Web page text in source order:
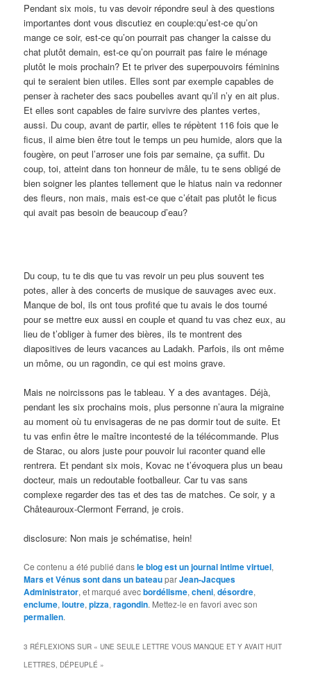
Pendant six mois, tu vas devoir répondre seul à des questions
importantes dont vous discutiez en couple:qu’est-ce qu’on
mange ce soir, est-ce qu’on pourrait pas changer la caisse du
chat plutôt demain, est-ce qu’on pourrait pas faire le ménage
plutôt le mois prochain? Et te priver des superpouvoirs féminins
qui te seraient bien utiles. Elles sont par exemple capables de
penser à racheter des sacs poubelles avant qu’il n’y en ait plus.
Et elles sont capables de faire survivre des plantes vertes,
aussi. Du coup, avant de partir, elles te répètent 116 fois que le
ficus, il aime bien être tout le temps un peu humide, alors que la
fougère, on peut l’arroser une fois par semaine, ça suffit. Du
coup, toi, atteint dans ton honneur de mâle, tu te sens obligé de
bien soigner les plantes tellement que le hiatus nain va redonner
des fleurs, non mais, mais est-ce que c’était pas plutôt le ficus
qui avait pas besoin de beaucoup d’eau?
Du coup, tu te dis que tu vas revoir un peu plus souvent tes
potes, aller à des concerts de musique de sauvages avec eux.
Manque de bol, ils ont tous profité que tu avais le dos tourné
pour se mettre eux aussi en couple et quand tu vas chez eux, au
lieu de t’obliger à fumer des bières, ils te montrent des
diapositives de leurs vacances au Ladakh. Parfois, ils ont même
un môme, ou un ragondin, ce qui est moins grave.
Mais ne noircissons pas le tableau. Y a des avantages. Déjà,
pendant les six prochains mois, plus personne n’aura la migraine
au moment où tu envisageras de ne pas dormir tout de suite. Et
tu vas enfin être le maître incontesté de la télécommande. Plus
de Starac, ou alors juste pour pouvoir lui raconter quand elle
rentrera. Et pendant six mois, Kovac ne t’évoquera plus un beau
docteur, mais un redoutable footballeur. Car tu vas sans
complexe regarder des tas et des tas de matches. Ce soir, y a
Châteauroux-Clermont Ferrand, je crois.
disclosure: Non mais je schématise, hein!
Ce contenu a été publié dansle blog est un journal intime virtuel,
Mars et Vénus sont dans un bateauparJean-Jacques
Administrator, et marqué avecbordélisme,cheni,désordre,
enclume,loutre,pizza,ragondin. Mettez-le en favori avec son
permalien.
3 RÉFLEXIONS SUR «UNE SEULE LETTRE VOUS MANQUE ET Y AVAIT HUIT
LETTRES, DÉPEUPLÉ »